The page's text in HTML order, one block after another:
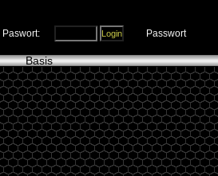
Paswort:
Passwort
Basis